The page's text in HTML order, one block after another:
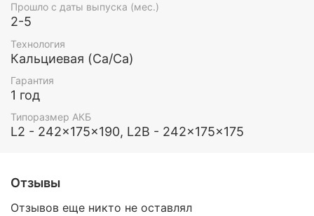
Прошло с даты выпуска (мес.)
2-5
Технология
Кальциевая (Ca/Ca)
Гарантия
1 год
Типоразмер АКБ
L2 - 242x175x190, L2B - 242x175x175
Отзывы
Отзывов еще никто не оставлял